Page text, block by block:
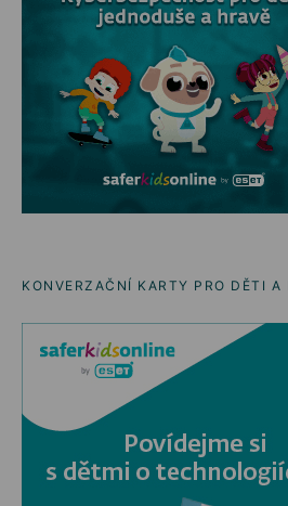
KONVERZAČNÍ KARTY PRO DĚTI A